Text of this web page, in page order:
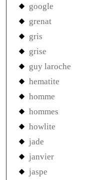
google
grenat
gris
grise
guy laroche
hematite
homme
hommes
howlite
jade
janvier
jaspe